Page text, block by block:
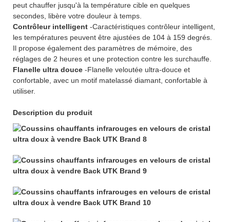
peut chauffer jusqu'à la température cible en quelques
secondes, libère votre douleur à temps.
Contrôleur intelligent -Caractéristiques contrôleur intelligent,
les températures peuvent être ajustées de 104 à 159 degrés.
Il propose également des paramètres de mémoire, des
réglages de 2 heures et une protection contre les surchauffe.
Flanelle ultra douce -Flanelle veloutée ultra-douce et
confortable, avec un motif matelassé diamant, confortable à
utiliser.
Description du produit